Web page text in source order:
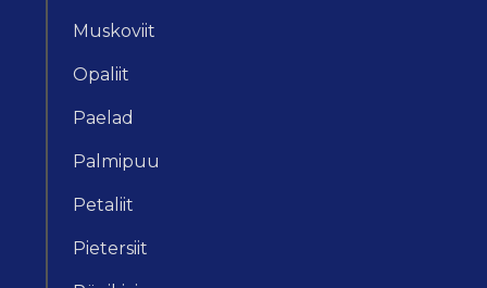
Muskoviit
Opaliit
Paelad
Palmipuu
Petaliit
Pietersiit